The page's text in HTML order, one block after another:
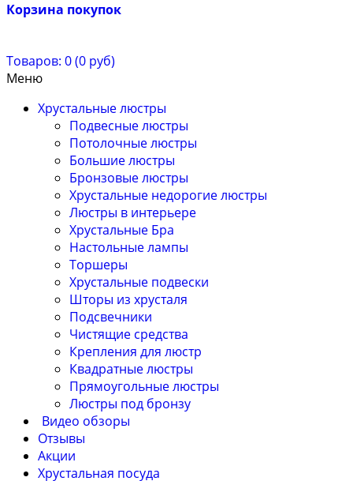
Корзина покупок
Товаров: 0 (0 руб)
Меню
Хрустальные люстры
Подвесные люстры
Потолочные люстры
Большие люстры
Бронзовые люстры
Хрустальные недорогие люстры
Люстры в интерьере
Хрустальные Бра
Настольные лампы
Торшеры
Хрустальные подвески
Шторы из хрусталя
Подсвечники
Чистящие средства
Крепления для люстр
Квадратные люстры
Прямоугольные люстры
Люстры под бронзу
Видео обзоры
Отзывы
Акции
Хрустальная посуда